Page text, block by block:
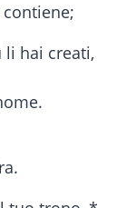
hai creati,